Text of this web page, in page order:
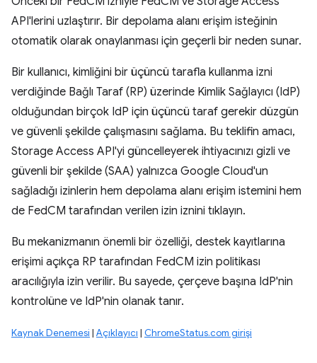
API'lerini uzlaştırır. Bir depolama alanı erişim isteğinin
otomatik olarak onaylanması için geçerli bir neden sunar.
Bir kullanıcı, kimliğini bir üçüncü tarafla kullanma izni
verdiğinde Bağlı Taraf (RP) üzerinde Kimlik Sağlayıcı (IdP)
olduğundan birçok IdP için üçüncü taraf gerekir düzgün
ve güvenli şekilde çalışmasını sağlama. Bu teklifin amacı,
Storage Access API'yi güncelleyerek ihtiyacınızı gizli ve
güvenli bir şekilde (SAA) yalnızca Google Cloud'un
sağladığı izinlerin hem depolama alanı erişim istemini hem
de FedCM tarafından verilen izin iznini tıklayın.
Bu mekanizmanın önemli bir özelliği, destek kayıtlarına
erişimi açıkça RP tarafından FedCM izin politikası
aracılığıyla izin verilir. Bu sayede, çerçeve başına IdP'nin
kontrolüne ve IdP'nin olanak tanır.
Kaynak Denemesi | Açıklayıcı | ChromeStatus.com girişi